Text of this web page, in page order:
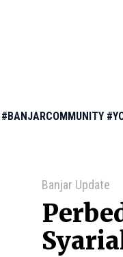
#BANJARCOMMUNITY
Banjar Update